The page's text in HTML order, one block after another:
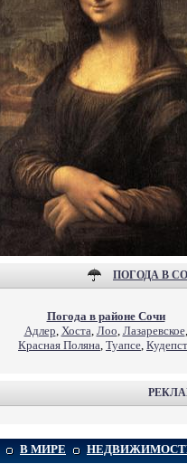
ПОГОДА В
Погода в районе Сочи
Адлер, Хоста, Лоо, Лазаревское,
Красная Поляна, Туапсе,
В МИРЕ